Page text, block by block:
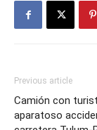
Previous article
Camión con
aparatoso